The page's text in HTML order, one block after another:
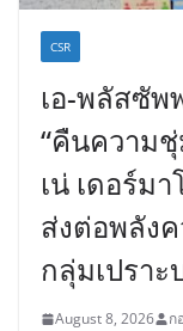
CSR
เอ-พลัสซัพ
“คืนความ
เน่ เดอร์ม
ส่งต่อพลัง
กลุ่มเปรา
August 8, 2026 ก